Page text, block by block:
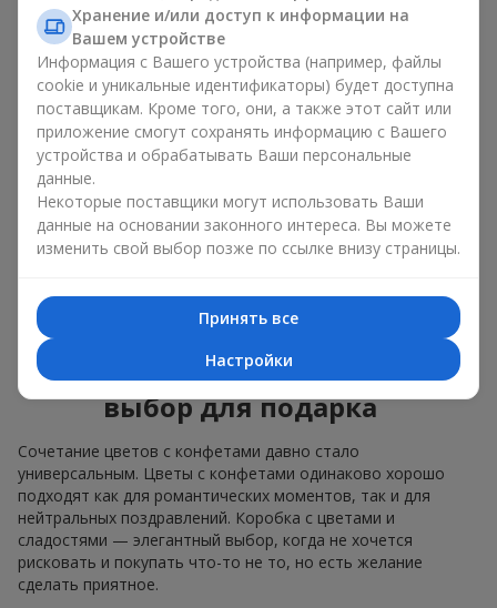
Длякорпоративного мероприятияподойдёт
премиальный подарок: здесь коробка с цветами и
сладостями дополняется изысканными каллами,
герберамиилиорхидеямии элитными сладостями;
Нежные букеты изэустомы, тюльпановили
альстромериихорошо сочетаются с конфетами
Merci, поддерживая нежную подачу и лёгкое
настроение — как
ребёнка или ко Дню всех влюблённых.
Мы поможем вам подобрать лучшее сочетание цветочного
микса и сладостей под ваш повод и оформим подарок —
Коробка с цветами и
сладостями — ваш лучший
выбор для подарка
Сочетание цветов с конфетами давно стало
универсальным. Цветы с конфетами одинаково хорошо
подходят как для романтических моментов, так и для
нейтральных поздравлений. Коробка с цветами и
сладостями — элегантный выбор, когда не хочется
рисковать и покупать что-то не то, но есть желание
сделать приятное.
Хранение и/или доступ к информации на
Вашем устройстве
Информация с Вашего устройства (например, файлы
cookie и уникальные идентификаторы) будет доступна
поставщикам. Кроме того, они, а также этот сайт или
приложение смогут сохранять информацию с Вашего
устройства и обрабатывать Ваши персональные
данные.
Некоторые поставщики могут использовать Ваши
данные на основании законного интереса. Вы можете
изменить свой выбор позже по ссылке внизу страницы.
Принять все
Настройки